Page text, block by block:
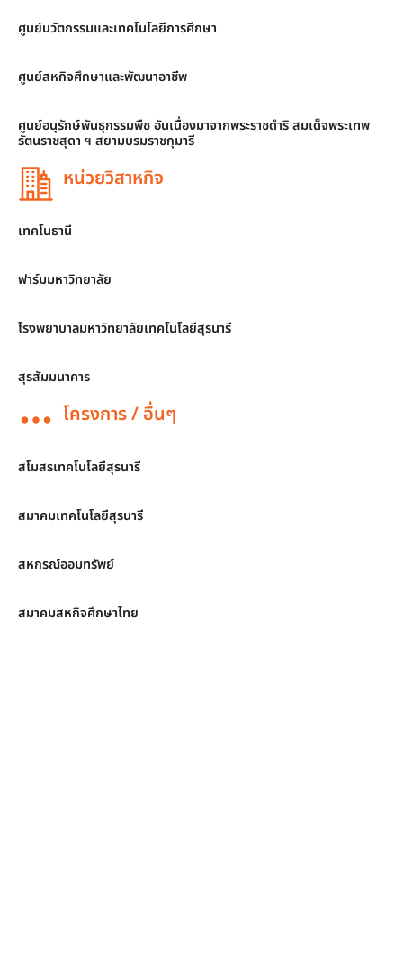
ศูนย์นวัตกรรมและเทคโนโลยีการศึกษา
ศูนย์สหกิจศึกษาและพัฒนาอาชีพ
ศูนย์อนุรักษ์พันธุกรรมพืช อันเนื่องมาจากพระราชดำริ สมเด็จพระเทพ
รัตนราชสุดา ฯ สยามบรมราชกุมารี
หน่วยวิสาหกิจ
เทคโนธานี
ฟาร์มมหาวิทยาลัย
โรงพยาบาลมหาวิทยาลัยเทคโนโลยีสุรนารี
สุรสัมมนาคาร
โครงการ / อื่นๆ
สโมสรเทคโนโลยีสุรนารี
สมาคมเทคโนโลยีสุรนารี
สหกรณ์ออมทรัพย์
สมาคมสหกิจศึกษาไทย